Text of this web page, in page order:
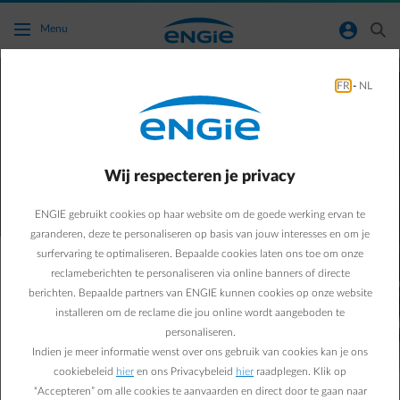
Ga naar de hoofdinhoud
Menu normal-account-circle search
Slimme verwarmingstips voor je huis
Verwarmen met gas in 2025: is dat nog
steeds mogelijk in België?
Het korte antwoord op de vraag? Ja, maar onder bepaalde
voorwaarden.
Ook in 2025 kan je nog steeds een gasketel kopen en laten
FR - NL
Wij respecteren je privacy
ENGIE gebruikt cookies op haar website om de goede werking ervan te
garanderen, deze te personaliseren op basis van jouw interesses en om je
surfervaring te optimaliseren. Bepaalde cookies laten ons toe om onze
reclameberichten te personaliseren via online banners of directe
berichten. Bepaalde partners van ENGIE kunnen cookies op onze website
installeren om de reclame die jou online wordt aangeboden te
personaliseren.
Indien je meer informatie wenst over ons gebruik van cookies kan je ons
cookiebeleid hier en ons Privacybeleid hier raadplegen. Klik op
“Accepteren” om alle cookies te aanvaarden en direct door te gaan naar